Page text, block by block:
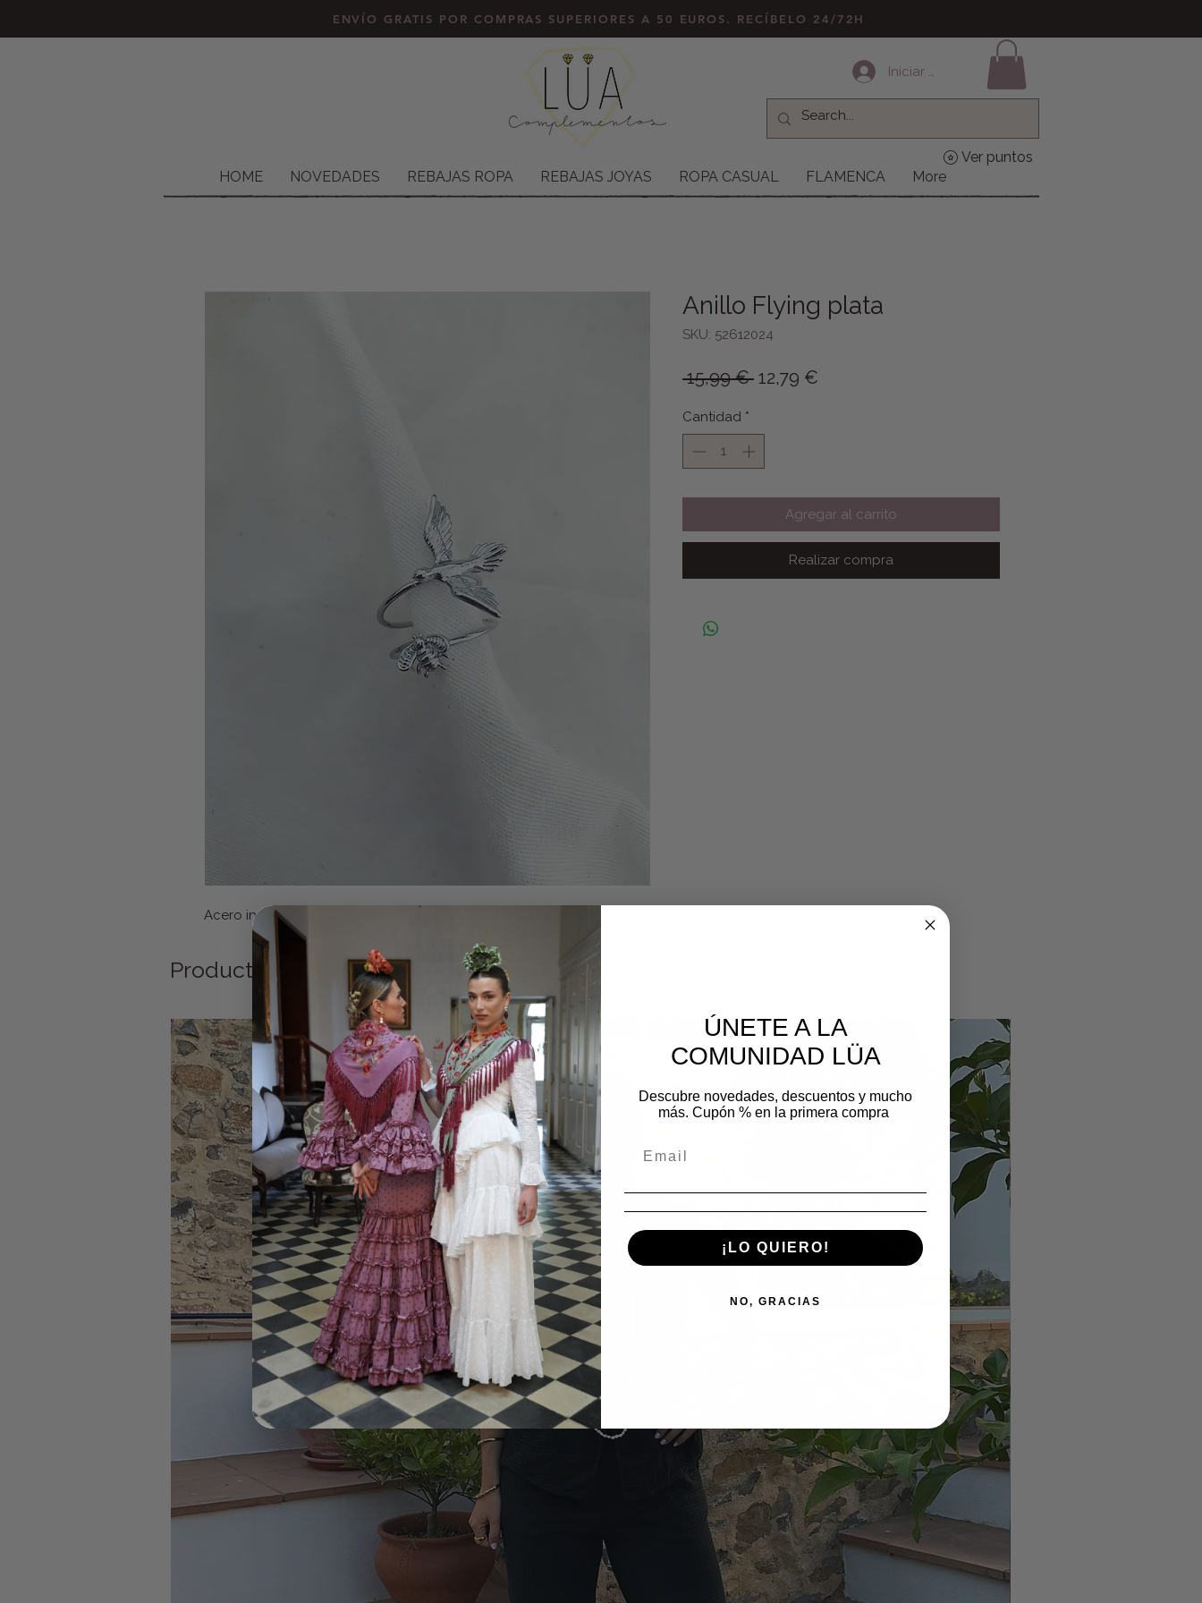
ENVÍO GRATIS POR COMPRAS SUPERIORES A 50 EUROS. RECÍBELO 24/72H
Iniciar sesión
HOME NOVEDADES REBAJAS ROPA REBAJAS JOYAS ROPA CASUAL FLAMENCA More
Ver puntos
Acero inoxidable. Ajustable
Anillo Flying plata
SKU: 52612024
15,99 € Precio
12,79 €
Cantidad *
Agregar al carrito
Realizar compra
Productos relacionados
ÚNETE A LA
COMUNIDAD LÜA
Descubre novedades, descuentos y mucho
más. Cupón % en la primera compra
¡LO QUIERO!
NO, GRACIAS